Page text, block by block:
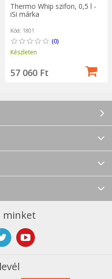
Thermo Whip szifon, 0,5 l -
iSi márka
Kód: 1801
(0)
Készleten
57 060 Ft
minket